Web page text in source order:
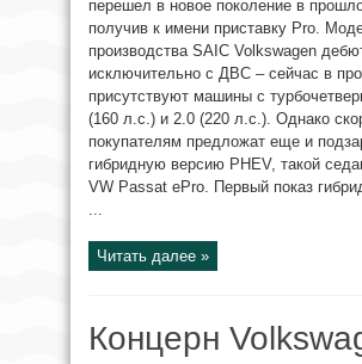
перешел в новое поколение в
получив к имени приставку Pro.
производства SAIC Volkswagen
исключительно с ДВС – сейчас в
присутствуют машины с
(160 л.с.) и 2.0 (220 л.с.). Однако
покупателям предложат еще и
гибридную версию PHEV, такой
VW Passat ePro. Первый показ
...
Читать далее »
Концерн